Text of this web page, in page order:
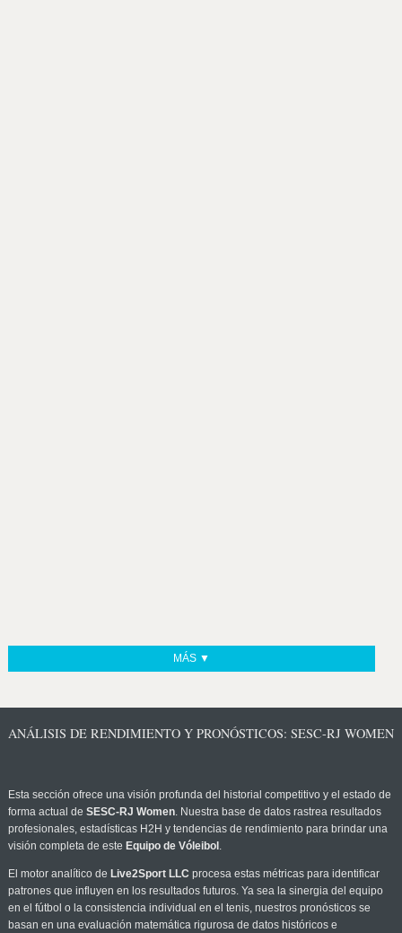
MÁS ▼
ANÁLISIS DE RENDIMIENTO Y PRONÓSTICOS: SESC-RJ WOMEN
Esta sección ofrece una visión profunda del historial competitivo y el estado de
forma actual de SESC-RJ Women. Nuestra base de datos rastrea resultados
profesionales, estadísticas H2H y tendencias de rendimiento para brindar una
visión completa de este Equipo de Vóleibol .
El motor analítico de Live2Sport LLC procesa estas métricas para identificar
patrones que influyen en los resultados futuros. Ya sea la sinergia del equipo
en el fútbol o la consistencia individual en el tenis, nuestros pronósticos se
basan en una evaluación matemática rigurosa de datos históricos e